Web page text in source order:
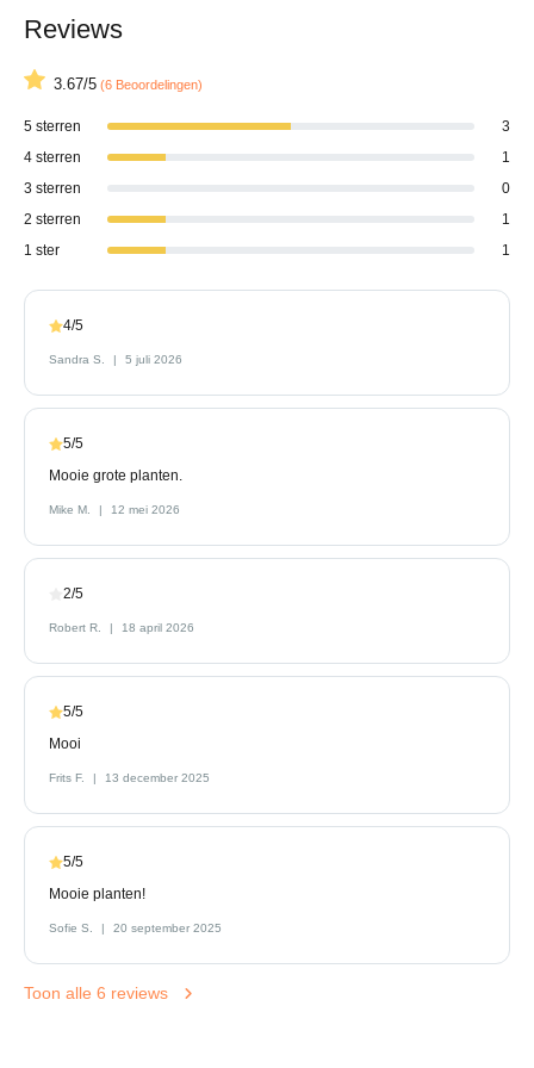
Reviews
3.67/5 (6 Beoordelingen)
5 sterren
3
4 sterren
1
3 sterren
0
2 sterren
1
1 ster
1
4/5
Sandra S. 5 juli 2026
5/5
Mooie grote planten.
Mike M. 12 mei 2026
2/5
Robert R. 18 april 2026
5/5
Mooi
Frits F. 13 december 2025
5/5
Mooie planten!
Sofie S. 20 september 2025
Toon alle 6 reviews